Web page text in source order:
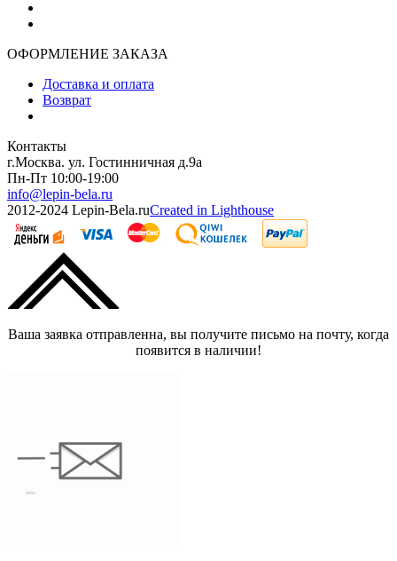
ОФОРМЛЕНИЕ ЗАКАЗА
Доставка и оплата
Возврат
Контакты
г.Москва. ул. Гостинничная д.9а
Пн-Пт 10:00-19:00
info@lepin-bela.ru
2012-2024 Lepin-Bela.ruCreated in Lighthouse
Ваша заявка отправленна, вы получите письмо на почту, когда
появится в наличии!